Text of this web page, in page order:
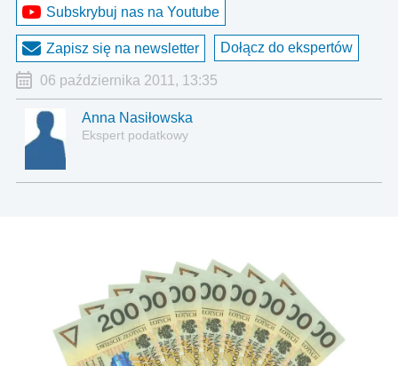
Subskrybuj nas na Youtube
Zapisz się na newsletter Dołącz do ekspertów
06 października 2011, 13:35
Anna Nasiłowska
Ekspert podatkowy